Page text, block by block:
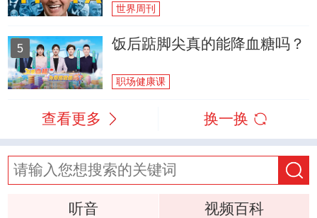
世界周刊
5 饭后踮脚尖真的能降血糖吗？
职场健康课
查看更多 换一换
听音
视频百科